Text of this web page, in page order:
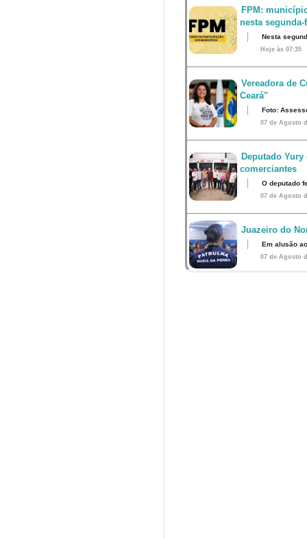
FPM:
nesta segunda-
Nesta
Hoje às 07:35
Vereadora de
Ceará"
Foto:
07 de Agosto
Deputado
comerciantes
O deputado
07 de Agosto
Juazeiro do
Em alusão
07 de Agosto